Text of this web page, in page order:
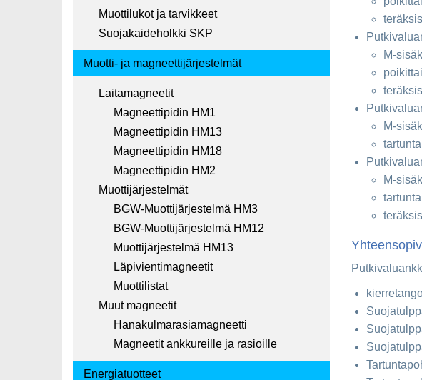
Muottilukot ja tarvikkeet
Suojakaideholkki SKP
Muotti- ja magneettijärjestelmät
Laitamagneetit
Magneettipidin HM1
Magneettipidin HM13
Magneettipidin HM18
Magneettipidin HM2
Muottijärjestelmät
BGW-Muottijärjestelmä HM3
BGW-Muottijärjestelmä HM12
Muottijärjestelmä HM13
Läpivientimagneetit
Muottilistat
Muut magneetit
Hanakulmarasiamagneetti
Magneetit ankkureille ja rasioille
Energiatuotteet
M-
M-
M-